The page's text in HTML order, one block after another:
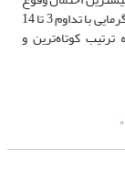
امواج گرمایی را دارد. نتایج واکاوی دوره بازگشت امواج گرمایی با تداوم‌ 3 تا 14
کوتاه‌ترین و